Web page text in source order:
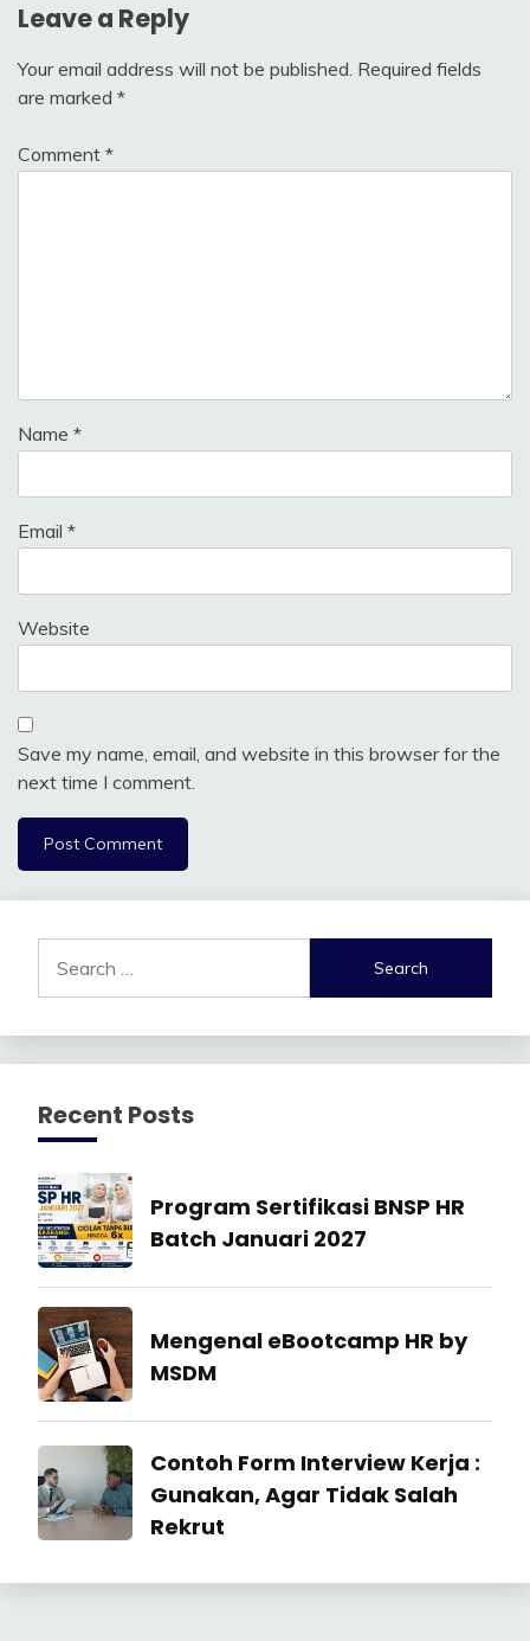
Leave a Reply
Your email address will not be published. Required fields
are marked *
Comment *
Name *
Email *
Website
Save my name, email, and website in this browser for the
next time I comment.
for:
Recent Posts
Manajemen
SDM
Program Sertifikasi BNSP HR
Batch Januari 2027
27
2026
Industrial
Relation
Mengenal eBootcamp HR by
MSDM
22
July
2026
Industrial
Contoh Form Interview Kerja :
Gunakan, Agar Tidak Salah
Rekrut
23